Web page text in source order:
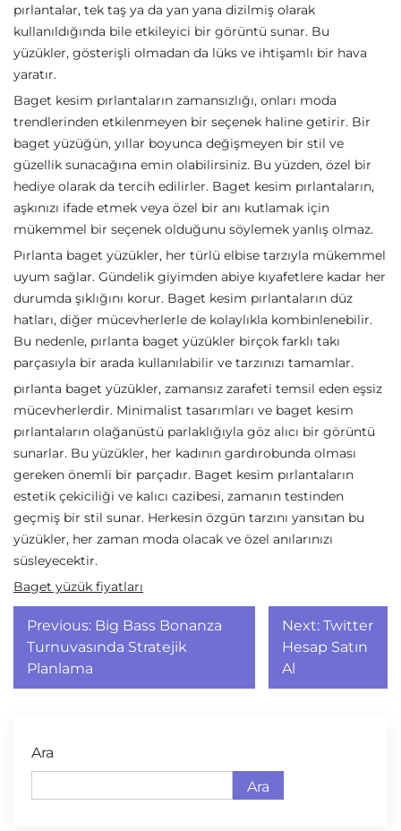
pırlantalar, tek taş ya da yan yana dizilmiş olarak
kullanıldığında bile etkileyici bir görüntü sunar. Bu
yüzükler, gösterişli olmadan da lüks ve ihtişamlı bir hava
yaratır.
Baget kesim pırlantaların zamansızlığı, onları moda
trendlerinden etkilenmeyen bir seçenek haline getirir. Bir
baget yüzüğün, yıllar boyunca değişmeyen bir stil ve
güzellik sunacağına emin olabilirsiniz. Bu yüzden, özel bir
hediye olarak da tercih edilirler. Baget kesim pırlantaların,
aşkınızı ifade etmek veya özel bir anı kutlamak için
mükemmel bir seçenek olduğunu söylemek yanlış olmaz.
Pırlanta baget yüzükler, her türlü elbise tarzıyla mükemmel
uyum sağlar. Gündelik giyimden abiye kıyafetlere kadar her
durumda şıklığını korur. Baget kesim pırlantaların düz
hatları, diğer mücevherlerle de kolaylıkla kombinlenebilir.
Bu nedenle, pırlanta baget yüzükler birçok farklı takı
parçasıyla bir arada kullanılabilir ve tarzınızı tamamlar.
pırlanta baget yüzükler, zamansız zarafeti temsil eden eşsiz
mücevherlerdir. Minimalist tasarımları ve baget kesim
pırlantaların olağanüstü parlaklığıyla göz alıcı bir görüntü
sunarlar. Bu yüzükler, her kadının gardırobunda olması
gereken önemli bir parçadır. Baget kesim pırlantaların
estetik çekiciliği ve kalıcı cazibesi, zamanın testinden
geçmiş bir stil sunar. Herkesin özgün tarzını yansıtan bu
yüzükler, her zaman moda olacak ve özel anılarınızı
süsleyecektir.
Baget yüzük fiyatları
Yazı
gezinmesi
Previous: Big Bass Bonanza
Turnuvasında Stratejik
Planlama
Next: Twitter
Hesap Satın
Al
Ara
Ara